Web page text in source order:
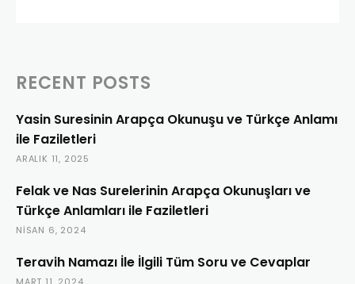
RECENT POSTS
Yasin Suresinin Arapça Okunuşu ve Türkçe Anlamı
ile Faziletleri
ARALIK 11, 2025
Felak ve Nas Surelerinin Arapça Okunuşları ve
Türkçe Anlamları ile Faziletleri
NISAN 6, 2024
Teravih Namazı İle İlgili Tüm Soru ve Cevaplar